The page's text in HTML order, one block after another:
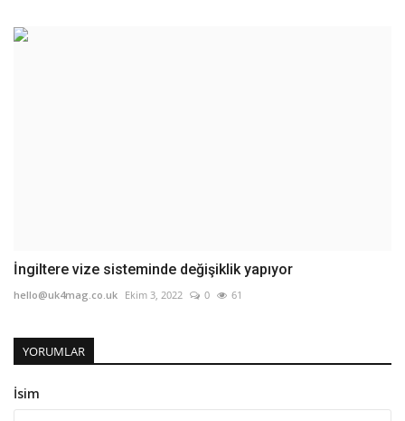
İngiltere vize sisteminde değişiklik yapıyor
hello@uk4mag.co.uk Ekim 3, 2022 0 61
YORUMLAR
İsim